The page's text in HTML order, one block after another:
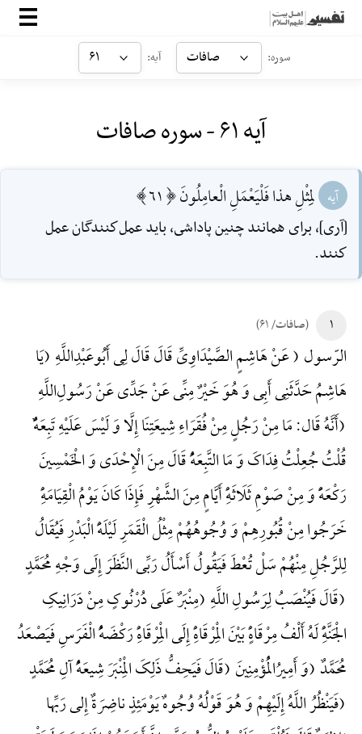
صفحه‌اصلی
ارتباط با ما
سوره: صافات آیه: ۶۱
آیه ۶۱ - سوره صافات
آیه لِمِثْلِ هذا فَلْيَعْمَلِ الْعامِلُونَ [61]
[آرى]، براى همانند چنين پاداشى، بايد عمل‌كنندگان عمل
كنند.
۱ (صافات/ ۶۱)
الرّسول ( عَنْ هَاشِمٍ الصَّیْدَاوِیِّ قَالَ قَالَ لِی أَبُوعَبْدِ‌اللَّهِ (یَا
هَاشِمُ حَدَّثَنِی أَبِی وَ هُوَ خَیْرٌ مِنِّی عَنْ جَدِّی عَنْ رَسُولِ‌اللَّهِ
(أَنَّهُ قَال: مَا مِنْ رَجُلٍ مِنْ فُقَرَاءِ شِیعَتِنَا إِلَّا وَ لَیْسَ عَلَیْهِ تَبِعَهًٌْ
قُلْتُ جُعِلْتُ فِدَاکَ وَ مَا التَّبِعَهًُْ قَالَ مِنَ الْإِحْدَی وَ الْخَمْسِینَ
رَکْعَهًًْ وَ مِنْ صَوْمِ ثَلَاثَهًِْ أَیَّامٍ مِنَ الشَّهْرِ فَإِذَا کَانَ یَوْمُ الْقِیَامَهًِْ
خَرَجُوا مِنْ قُبُورِهِمْ وَ وُجُوهُهُمْ مِثْلُ الْقَمَرِ لَیْلَهًَْ الْبَدْرِ فَیُقَالُ
لِلرَّجُلِ مِنْهُمْ سَلْ تُعْطَ فَیَقُولُ أَسْأَلُ رَبِّی النَّظَرَ إِلَی وَجْهِ مُحَمَّدٍ
(قَالَ فَیُنْصَبُ لِرَسُولِ اللَّهِ (مِنْبَرٌ عَلَی دُرْنُوکٍ مِنْ دَرَانِیکِ
الْجَنَّهًِْ لَهُ أَلْفُ مِرْقَاهًٍْ بَیْنَ الْمِرْقَاهًِْ إِلَی الْمِرْقَاهًِْ رَکْضَهًُْ الْفَرَسِ فَیَصْعَدُ
مُحَمَّدٌ (وَ أَمِیرُالْمُؤْمِنِینَ (قَالَ فَیَحِفُّ ذَلِکَ الْمِنْبَرَ شِیعَهًُْ آلِ مُحَمَّدٍ
(فَیَنْظُرُ اللَّهُ إِلَیْهِمْ وَ هُوَ قَوْلُهُ وُجُوهٌ یَوْمَئِذٍ ناضِرَةٌ إِلی رَبِّها